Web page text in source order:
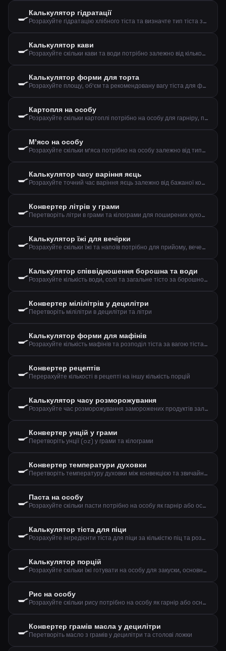
🍳Калькулятор гідратації
Розрахуйте гідратацію хлібного тіста та визначте тип тіста за борошном та водою
🍳Калькулятор кави
Розрахуйте скільки кави та води потрібно залежно від кількості чашок та міцності
🍳Калькулятор форми для торта
Розрахуйте площу, об'єм та рекомендовану вагу тіста для форми
🍳Картопля на особу
Розрахуйте скільки картоплі потрібно на особу для гарніру, пюре чи печеної картоплі
🍳М'ясо на особу
Розрахуйте скільки м'яса потрібно на особу залежно від типу м'яса та способу приготування
🍳Калькулятор часу варіння яєць
Розрахуйте точний час варіння яєць залежно від бажаної консистенції, розміру та початкової температури
🍳Конвертер літрів у грами
Перетворіть літри в грами та кілограми для поширених кухонних інгредієнтів
🍳Калькулятор їжі для вечірки
Розрахуйте скільки їжі та напоїв потрібно для прийому, вечері або обіду
🍳Калькулятор співвідношення борошна та води
Розрахуйте кількість води, солі та загальне тісто за борошном та бажаною гідратацією
🍳Конвертер мілілітрів у децилітри
Перетворіть мілілітри в децилітри та літри
🍳Калькулятор форми для мафінів
Розрахуйте кількість мафінів та розподіл тіста за вагою тіста та розміром
🍳Конвертер рецептів
Перерахуйте кількості в рецепті на іншу кількість порцій
🍳Калькулятор часу розморожування
Розрахуйте час розморожування заморожених продуктів залежно від ваги, типу та методу
🍳Конвертер унцій у грами
Перетворіть унції (oz) у грами та кілограми
🍳Конвертер температури духовки
Перетворіть температуру духовки між конвекцією та звичайним режимом, плюс газова позначка
🍳Паста на особу
Розрахуйте скільки пасти потрібно на особу як гарнір або основну страву
🍳Калькулятор тіста для піци
Розрахуйте інгредієнти тіста для піци за кількістю піц та розміром
🍳Калькулятор порцій
Розрахуйте скільки їжі готувати на особу для закуски, основної страви чи десерту
🍳Рис на особу
Розрахуйте скільки рису потрібно на особу як гарнір або основну страву
🍳Конвертер грамів масла у децилітри
Перетворіть масло з грамів у децилітри та столові ложки